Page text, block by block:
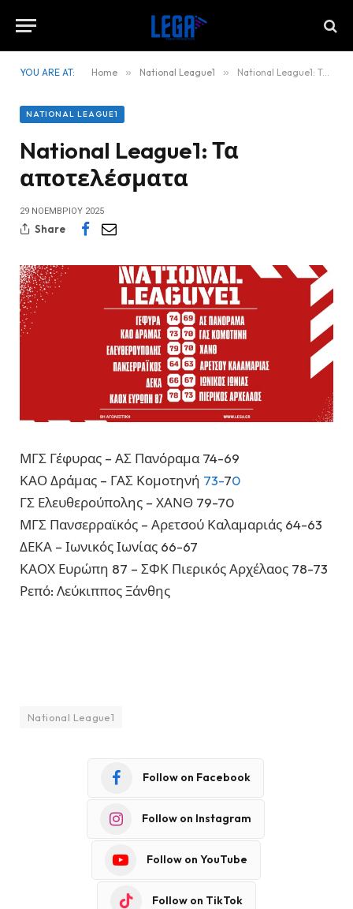
YOU ARE AT: Home » National League1 » National League1: Τα αποτελέσματα
NATIONAL LEAGUE1
National League1: Τα
αποτελέσματα
29 ΝΟΕΜΒΡΊΟΥ 2025
Share
ΜΓΣ Γέφυρας – ΑΣ Πανόραμα 74-69
ΚΑΟ Δράμας – ΓΑΣ Κομοτηνή 73-70
ΓΣ Ελευθερούπολης – ΧΑΝΘ 79-70
ΜΓΣ Πανσερραϊκός – Αρετσού Καλαμαριάς 64-63
ΔΕΚΑ – Ιωνικός Ιωνίας 66-67
ΚΑΟΧ Ευρώπη 87 – ΣΦΚ Πιερικός Αρχέλαος 78-73
Ρεπό: Λεύκιππος Ξάνθης
National League1
Follow on Facebook
Follow on Instagram
Follow on YouTube
Follow on TikTok